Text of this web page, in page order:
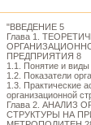
"ВВЕДЕНИЕ 5
Глава 1.
ПРЕДПРИЯТИЯ 8
1.1. Понятие и виды
1.2. Показатели
1.3. Практические
организационной
Глава 2. АНАЛИЗ
СТРУКТУРЫ НА